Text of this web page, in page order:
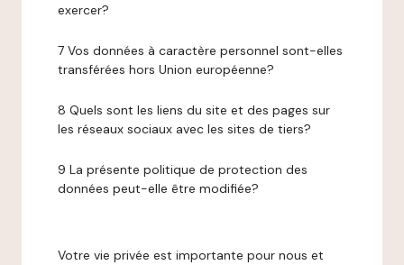
exercer?
7 Vos données à caractère personnel sont-elles
transférées hors Union européenne?
8 Quels sont les liens du site et des pages sur
les réseaux sociaux avec les sites de tiers?
9 La présente politique de protection des
données peut-elle être modifiée?
Votre vie privée est importante pour nous et